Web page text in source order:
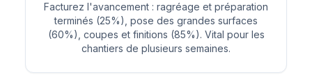
Facturez l'avancement : ragréage et préparation
terminés (25%), pose des grandes surfaces
(60%), coupes et finitions (85%). Vital pour les
chantiers de plusieurs semaines.